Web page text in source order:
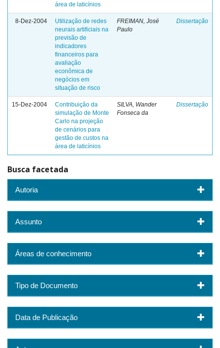
área de laticínios
8-Dez-2004
Utilização de redes
neurais artificiais na
previsão de
indicadores
financeiros para
avaliação
econômica de
negócios em
situação de risco
FREIMAN, José
Paulo
Dissertação
15-Dez-2004
Contribuição da
simulação de Monte
Carlo na projeção
de cenários para
gestão de custos na
área de laticínios
SILVA, Wander
Fonseca da
Dissertação
Busca facetada
Autoria
Assunto
Áreas de conhecimento
Tipo de Documento
Data de Publicação